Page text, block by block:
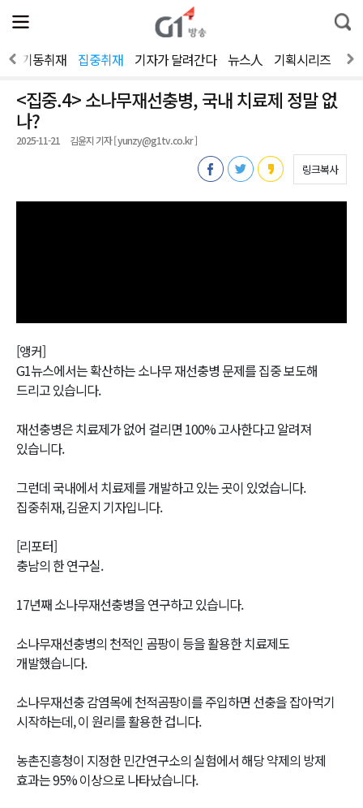
전
체
뉴
열
통
합
기동취재 집중취재 기자가 달려간다 뉴스人 기획시리즈
<집중.4> 소나무재선충병, 국내 치료제 정말 없
나?
2025-11-21 김윤지 기자 [ yunzy@g1tv.co.kr ]
링크복사
[앵커]
G1뉴스에서는 확산하는 소나무 재선충병 문제를 집중 보도해
드리고 있습니다.
재선충병은 치료제가 없어 걸리면 100% 고사한다고 알려져
있습니다.
그런데 국내에서 치료제를 개발하고 있는 곳이 있었습니다.
집중취재, 김윤지 기자입니다.
[리포터]
충남의 한 연구실.
17년째 소나무재선충병을 연구하고 있습니다.
소나무재선충병의 천적인 곰팡이 등을 활용한 치료제도
개발했습니다.
소나무재선충 감염목에 천적곰팡이를 주입하면 선충을 잡아먹기
시작하는데, 이 원리를 활용한 겁니다.
농촌진흥청이 지정한 민간연구소의 실험에서 해당 약제의 방제
효과는 95% 이상으로 나타났습니다.